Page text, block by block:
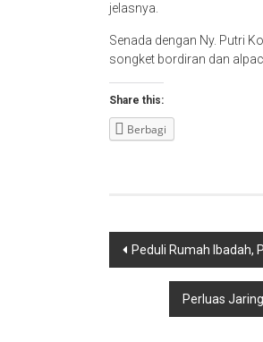
jelasnya.
Senada dengan Ny. Putri
songket bordiran dan
Share this:
Berbagi
Navigasi
Peduli Rumah Ibadah,
Perluas